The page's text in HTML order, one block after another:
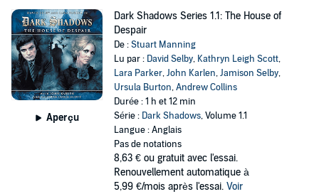
Aperçu
Dark Shadows Series 1.1: The House of
Despair
De :Stuart Manning
Lu par : David Selby, Kathryn Leigh Scott,
Lara Parker,John Karlen,Jamison Selby,
Ursula Burton,Andrew Collins
Durée : 1 h et 12 min
Série : Dark Shadows, Volume 1.1
Langue : Anglais
Pas de notations
8,63 € ou gratuit avec l'essai.
Renouvellement automatique à
5,99 €/mois après l'essai. Voir